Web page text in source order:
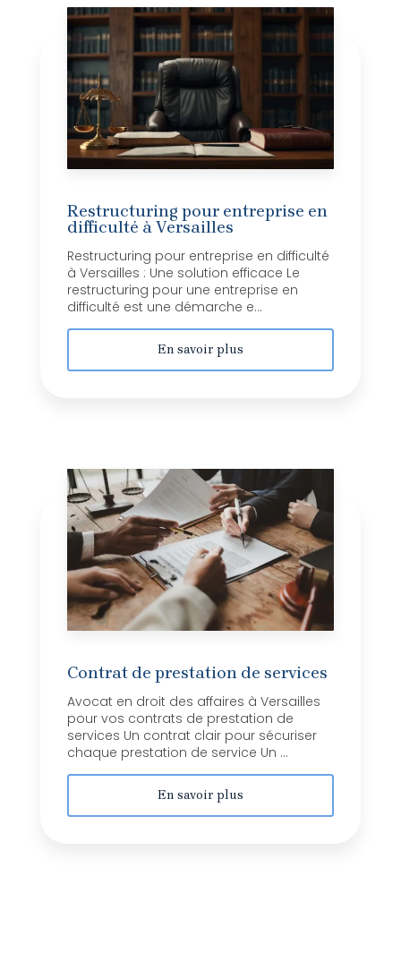
Restructuring pour entreprise en
difficulté à Versailles
Restructuring pour entreprise en difficulté
à Versailles : Une solution efficace Le
restructuring pour une entreprise en
difficulté est une démarche e...
En savoir plus
Contrat de prestation de services
Avocat en droit des affaires à Versailles
pour vos contrats de prestation de
services Un contrat clair pour sécuriser
chaque prestation de service Un ...
En savoir plus